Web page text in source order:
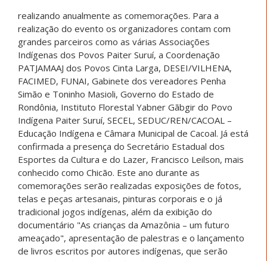
realizando anualmente as comemorações. Para a
realização do evento os organizadores contam com
grandes parceiros como as várias Associações
Indígenas dos Povos Paiter Suruí, a Coordenação
PATJAMAAJ dos Povos Cinta Larga, DESEI/VILHENA,
FACIMED, FUNAI, Gabinete dos vereadores Penha
Simão e Toninho Masioli, Governo do Estado de
Rondônia, Instituto Florestal Yabner Gãbgir do Povo
Indígena Paiter Suruí, SECEL, SEDUC/REN/CACOAL –
Educação Indígena e Câmara Municipal de Cacoal. Já está
confirmada a presença do Secretário Estadual dos
Esportes da Cultura e do Lazer, Francisco Leilson, mais
conhecido como Chicão. Este ano durante as
comemorações serão realizadas exposições de fotos,
telas e peças artesanais, pinturas corporais e o já
tradicional jogos indígenas, além da exibição do
documentário "As crianças da Amazônia – um futuro
ameaçado", apresentação de palestras e o lançamento
de livros escritos por autores indígenas, que serão